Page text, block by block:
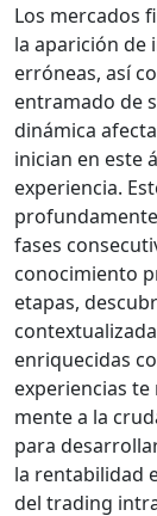
Los mercados
la aparición de
erróneas, así
entramado de
dinámica
inician en este
experiencia.
fases
conocimiento
etapas,
enriquecidas
experiencias
mente a la
para
la rentabilidad
del trading